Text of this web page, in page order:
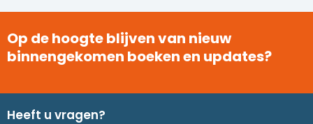
Op de hoogte blijven van nieuw
binnengekomen boeken en updates?
Heeft u vragen?